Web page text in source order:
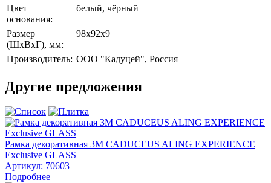
Цвет
основания:
белый, чёрный
Размер
(ШхВхГ), мм:
98х92х9
Производитель: ООО "Кадуцей", Россия
Другие предложения
Рамка декоративная 3М CADUCEUS ALING EXPERIENCE
Exclusive GLASS
Артикул: 70603
Подробнее